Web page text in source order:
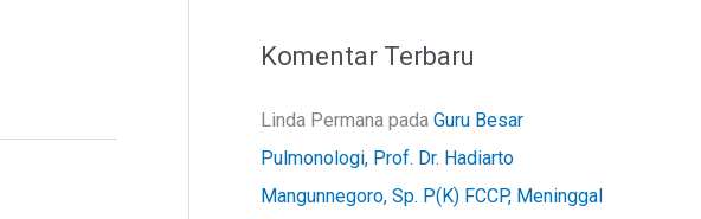
Komentar Terbaru
Linda Permana pada Guru Besar
Pulmonologi, Prof. Dr. Hadiarto
Mangunnegoro, Sp. P(K) FCCP, Meninggal